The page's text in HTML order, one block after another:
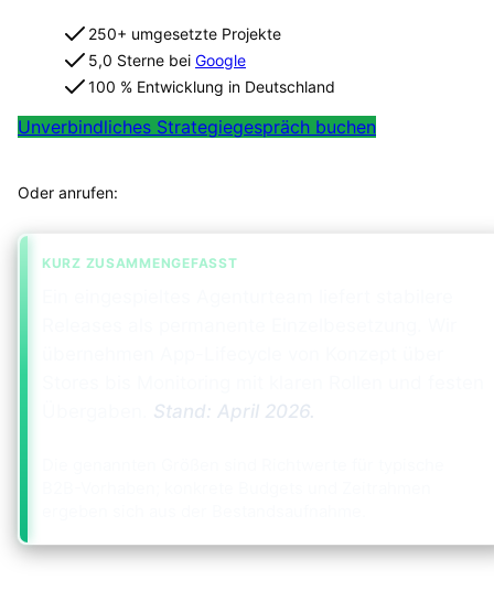
250+ umgesetzte Projekte
5,0 Sterne bei Google
100 % Entwicklung in Deutschland
Unverbindliches Strategiegespräch buchen
Oder anrufen:
KURZ ZUSAMMENGEFASST
Stand: April 2026.